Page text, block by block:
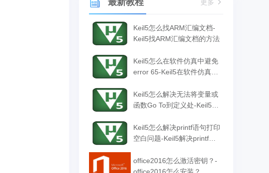
最新教程 更多
Keil5怎么找ARM汇编文档-
Keil5找ARM汇编文档的方法
Keil5怎么在软件仿真中避免
error 65-Keil5在软件仿真中
Keil5怎么解决无法将变量或
函数Go To到定义处-Keil5解
到定义处的方法
Keil5怎么解决printf语句打印
空白问题-Keil5解决printf语
office2016怎么激活密钥？-